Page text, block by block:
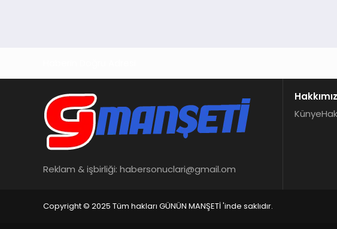
Reklam & işbirliği: habersonuclari@gmail.om
Künye
Copyright © 2025 Tüm hakları GÜNÜN MANŞETİ 'inde saklıdır.